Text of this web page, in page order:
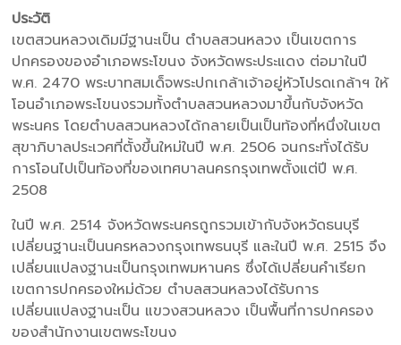
ประวัติ
เขตสวนหลวงเดิมมีฐานะเป็น ตำบลสวนหลวง เป็นเขตการ
ปกครองของอำเภอพระโขนง จังหวัดพระประแดง ต่อมาในปี
พ.ศ. 2470 พระบาทสมเด็จพระปกเกล้าเจ้าอยู่หัวโปรดเกล้าฯ ให้
โอนอำเภอพระโขนงรวมทั้งตำบลสวนหลวงมาขึ้นกับจังหวัด
พระนคร โดยตำบลสวนหลวงได้กลายเป็นเป็นท้องที่หนึ่งในเขต
สุขาภิบาลประเวศที่ตั้งขึ้นใหม่ในปี พ.ศ. 2506 จนกระทั่งได้รับ
การโอนไปเป็นท้องที่ของเทศบาลนครกรุงเทพตั้งแต่ปี พ.ศ.
2508
ในปี พ.ศ. 2514 จังหวัดพระนครถูกรวมเข้ากับจังหวัดธนบุรี
เปลี่ยนฐานะเป็นนครหลวงกรุงเทพธนบุรี และในปี พ.ศ. 2515 จึง
เปลี่ยนแปลงฐานะเป็นกรุงเทพมหานคร ซึ่งได้เปลี่ยนคำเรียก
เขตการปกครองใหม่ด้วย ตำบลสวนหลวงได้รับการ
เปลี่ยนแปลงฐานะเป็น แขวงสวนหลวง เป็นพื้นที่การปกครอง
ของสำนักงานเขตพระโขนง